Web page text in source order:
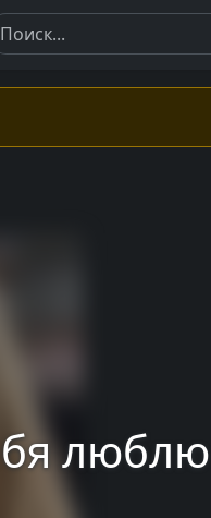
люблю